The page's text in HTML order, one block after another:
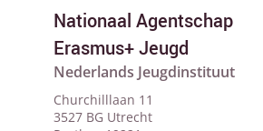
Nationaal Agentschap
Erasmus+ Jeugd
Nederlands Jeugdinstituut
Churchilllaan 11
3527 BG Utrecht